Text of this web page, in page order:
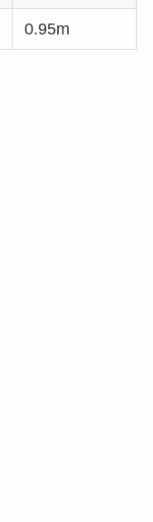
0.95m